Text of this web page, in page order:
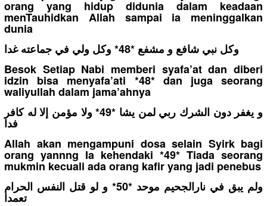
orang yang hidup didunia dalam keadaan
menTauhidkan Allah sampai ia meninggalkan
dunia
وكل نبي شافع و مشفع *48* وكل ولي في جماعته غدا
Besok Setiap Nabi memberi syafa’at dan diberi
idzin bisa menyafa’ati *48* dan juga seorang
waliyullah dalam jama’ahnya
و يغفر دون الشرك ربي لمن يشا *49* ولا مؤمن إلا له كافر
فدا
Allah akan mengampuni dosa selain Syirk bagi
orang yannng Ia kehendaki *49* Tiada seorang
mukmin kecuali ada orang kafir yang jadi penebus
ولم يبق في نارالجحيم موحد *50* و لو قتل النفس الحرام
تعمدا